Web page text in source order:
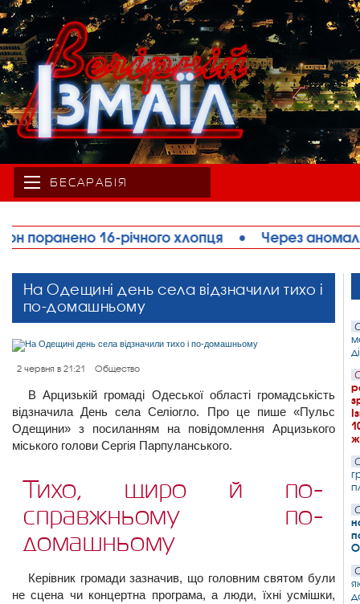
БЕСАРАБІЯ
• Через аномальну спеку на Одещині
На Одещині день села відзначили тихо і
по-домашньому
2 червня в 21:21 Общество
В Арцизькій громаді Одеської області громадськість
відзначила День села Селіогло. Про це пише «Пульс
Одещини» з посиланням на повідомлення Арцизького
міського голови Сергія Парпуланського.
Тихо, щиро й по-
справжньому по-
домашньому
Керівник громади зазначив, що головним святом були
не сцена чи концертна програма, а люди, їхні усмішки,